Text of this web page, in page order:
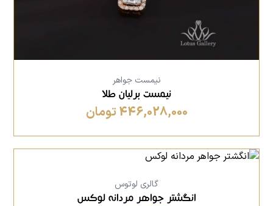
نیمست جواهر
نیمست برلیان طلا
446,028,000 تومان
گالری لوتوس
انگشتر جواهر مردانه لوکس